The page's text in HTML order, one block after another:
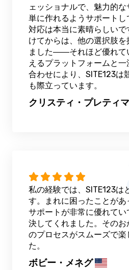
ェッショナルで、魅力的
単に作れるようサポートし
対応は本当に素晴らしいで
けてからは、他の選択肢
ました――それほど優れて
えるプラットフォームと
合わせにより、SITE123は
も際立っています。
クリスティ・プレティ
私の経験では、SITE123は
す。まれに困ったことが
サポートが非常に優れて
決してくれました。その
のプロセスがスムーズで
た。
ボビー・メネグ